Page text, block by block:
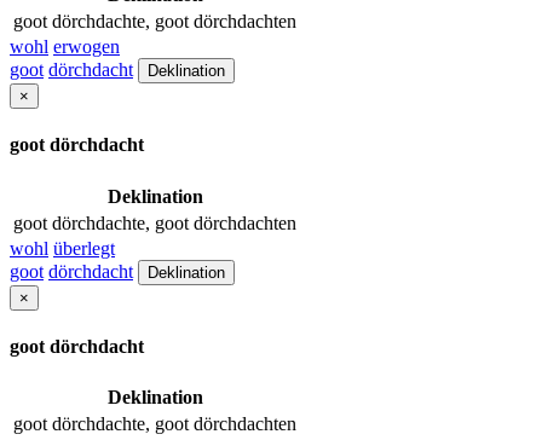
goot dörchdachte, goot dörchdachten
wohl erwogen
goot dörchdacht
Deklination
×
goot dörchdacht
Deklination
goot dörchdachte, goot dörchdachten
wohl überlegt
goot dörchdacht
Deklination
×
goot dörchdacht
Deklination
goot dörchdachte, goot dörchdachten